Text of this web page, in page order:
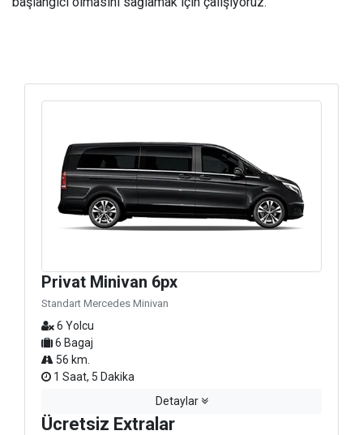
Privat Minivan 6px
Standart Mercedes Minivan
6 Yolcu
6 Bagaj
56 km.
1 Saat, 5 Dakika
Detaylar
Ücretsiz Extralar